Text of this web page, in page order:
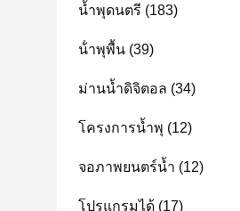
น้ำพุดนตรี (183)
น้ําพุพื้น (39)
ม่านน้ำดิจิตอล (34)
โครงการน้ำพุ (12)
จอภาพยนตร์น้ำ (12)
โปรแกรมได้ (17)